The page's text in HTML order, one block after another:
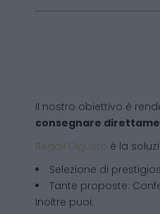
Il nostro obiettivo è
consegnare
Regali Digusto è la
Selezione di
Tante proposte:
Inoltre puoi: